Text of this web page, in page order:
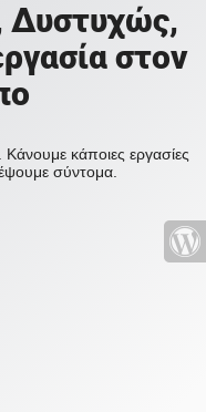
Δυστυχώς,
στον
κάποιες εργασίες
σύντομα.